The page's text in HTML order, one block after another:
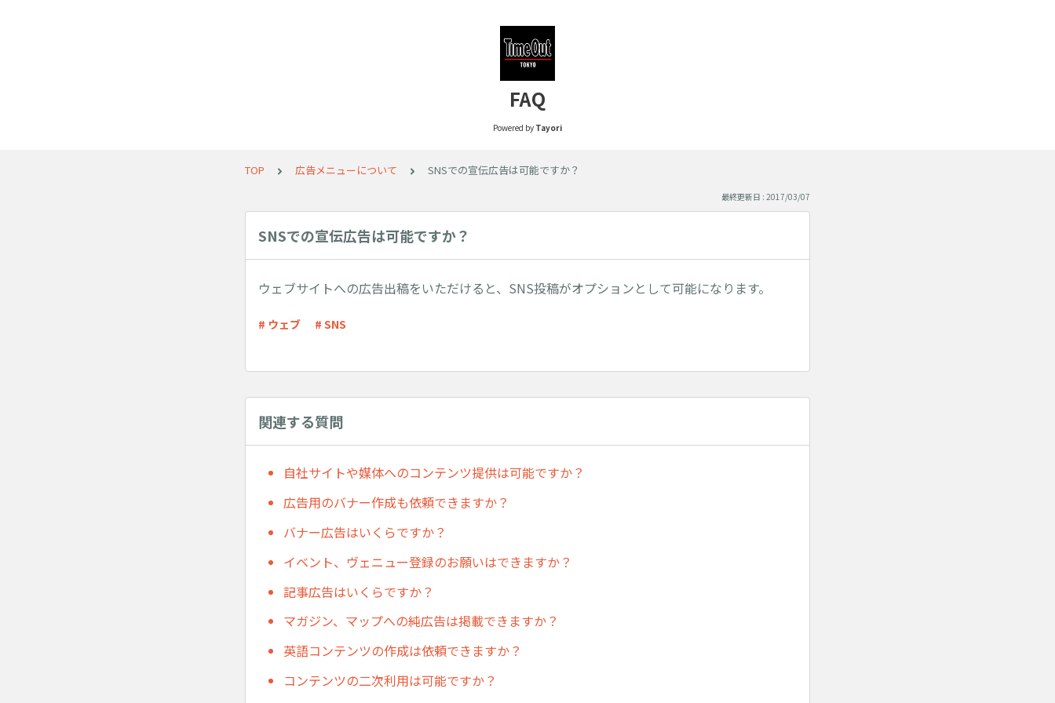
FAQ
Powered by Tayori
TOP 広告メニューについて SNSでの宣伝広告は可能ですか？
最終更新日 : 2017/03/07
SNSでの宣伝広告は可能ですか？
ウェブサイトへの広告出稿をいただけると、SNS投稿がオプションとして可能になります。
# ウェブ # SNS
関連する質問
自社サイトや媒体へのコンテンツ提供は可能ですか？
広告用のバナー作成も依頼できますか？
バナー広告はいくらですか？
イベント、ヴェニュー登録のお願いはできますか？
記事広告はいくらですか？
マガジン、マップへの純広告は掲載できますか？
英語コンテンツの作成は依頼できますか？
コンテンツの二次利用は可能ですか？